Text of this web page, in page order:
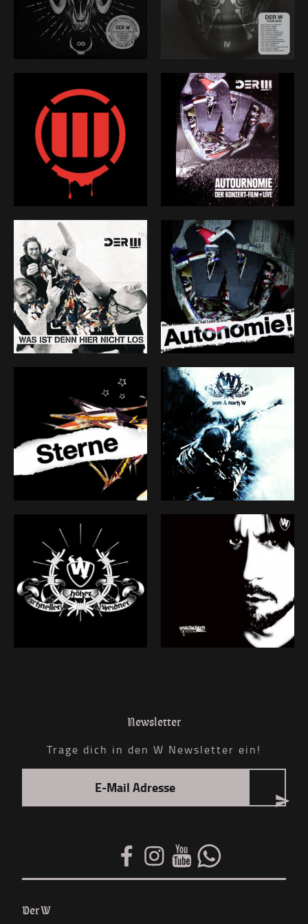
und lassen DER W fliegen. Fünf Alben stehen für uns
schon in den Büchern, allesamt hoch gechartet, vor
allem aber mit immer unterschiedlicher Magie – mal
eingespielt. Annähernd 200 Konzerte zwischen Club
und Wacken-Hauptbühne schweißten uns und eine
erlesene Schar an Fans zusammen. Und zeigen uns in
jedem Augenblick, dass es ernst und gut ist. Es fühlt
sich in jedem Moment besonders an, DER W zu sein.
Und das ganz besondere Gefühl ist für uns
Anerkennung und ewige Verpflichtung.
Umso besser, dass mein Leben, das in den hellsten
und den dunkelsten Momenten zu Musik wird, gut
und gerne auf mehreren Bühnen stattfinden kann.
Heute ist vieles ganz anders, als es 2008 war. Besser,
natürlich. Der Enthusiasmus für DER W, dessen
Stellenwert in meinem musikalischem Leben, hat sich
bei mir nie geändert. Näher als bei DER W lasse ich
niemanden an mich ran. Es ist meine Geschichte,
erzählt mit meiner Stimme. Mit DER W erlebe ich mit
und dank meinen Mitstreitern eine intensive Reise,
mit reichlich Beute fürs eigene Ideenreservat. Und so
ist das Ziel schon längst erreicht. Das Ende des W-ges
ist aber noch lange nicht in Sicht.
Newsletter
Trage dich in den W Newsletter ein!
Der W